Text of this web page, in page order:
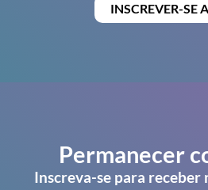
INSCREVER-SE
Permanecer
Inscreva-se para receber